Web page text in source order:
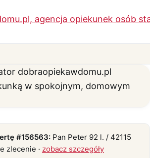
#156563
#156563: Pan Peter 92 l. / 42115
zlecenie · zobacz szczegóły